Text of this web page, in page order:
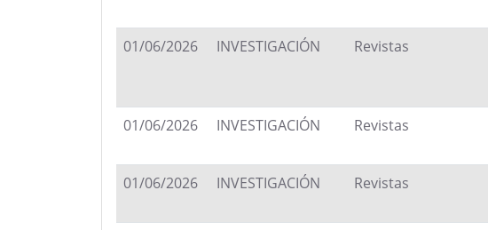
01/06/2026 INVESTIGACIÓN Revistas
01/06/2026 INVESTIGACIÓN Revistas
01/06/2026 INVESTIGACIÓN Revistas